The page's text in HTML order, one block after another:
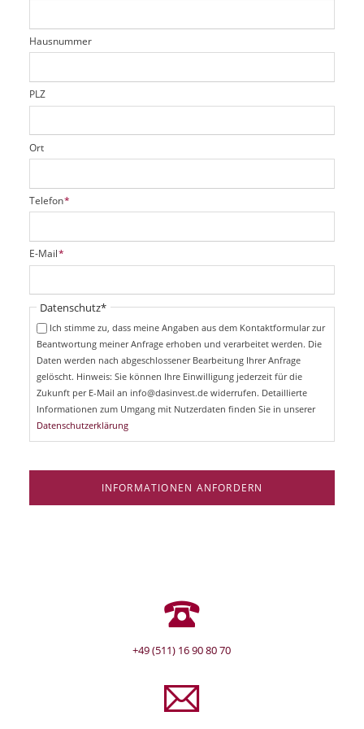
r
e
d
t
f
d
Hausnummer
PLZ
Ort
P
f
i
c
t
f
Telefon*
P
f
i
E-Mail*
Pflichtfeld
Datenschutz*
Ich stimme zu, dass meine Angaben aus dem Kontaktformular zur
Beantwortung meiner Anfrage erhoben und verarbeitet werden. Die
Daten werden nach abgeschlossener Bearbeitung Ihrer Anfrage
gelöscht. Hinweis: Sie können Ihre Einwilligung jederzeit für die
Zukunft per E-Mail an info@dasinvest.de widerrufen. Detaillierte
Informationen zum Umgang mit Nutzerdaten finden Sie in unserer
Datenschutzerklärung
INFORMATIONEN ANFORDERN
+49 (511) 16 90 80 70